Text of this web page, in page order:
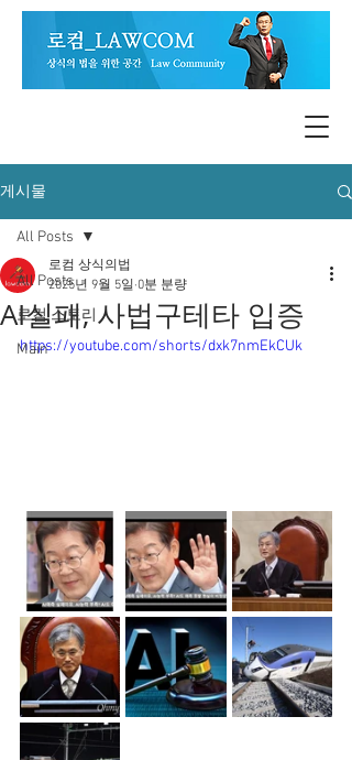
게시물
All Posts
로컴 스토리
Main
All Posts
AI실패, 사법구테타 입증
로컴 상식의법
2025년 9월 5일 0분 분량
https://youtube.com/shorts/dxk7nmEkCUk